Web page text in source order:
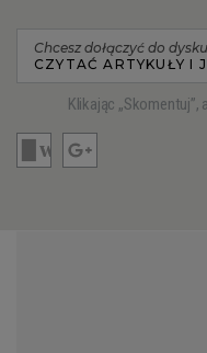
Chcesz dołączyć do
CZYTAĆ ARTYKUŁY I
Klikając „Skomentuj”,